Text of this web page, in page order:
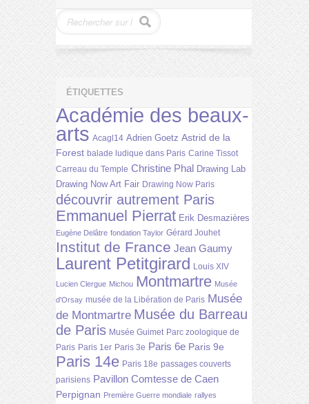
ÉTIQUETTES
Académie des beaux-
arts Acagl14 Adrien Goetz Astrid de la
Forest balade ludique dans Paris Carine Tissot
Carreau du Temple Christine Phal Drawing Lab
Drawing Now Art Fair Drawing Now Paris
découvrir autrement Paris
Emmanuel Pierrat Erik Desmazières
Eugène Delâtre fondation Taylor Gérard Jouhet
Institut de France Jean Gaumy
Laurent Petitgirard Louis XIV
Lucien Clergue Michou Montmartre Musée
d'Orsay musée de la Libération de Paris Musée
de Montmartre Musée du Barreau
de Paris Musée Guimet Parc zoologique de
Paris Paris 1er Paris 3e Paris 6e Paris 9e
Paris 14e Paris 18e passages couverts
parisiens Pavillon Comtesse de Caen
Perpignan Première Guerre mondiale rallyes